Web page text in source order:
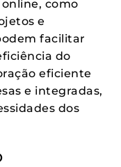
como
e
facilitar
do
eficiente
e integradas,
dos